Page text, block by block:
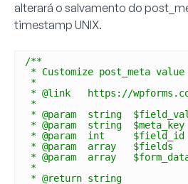
alterará o salvamento do
timestamp UNIX.
/**
* Customize post_meta
*
* @link   https://
*
* @param  string
* @param  string
* @param  int
* @param  array   $fields
* @param  array
*
* @return string